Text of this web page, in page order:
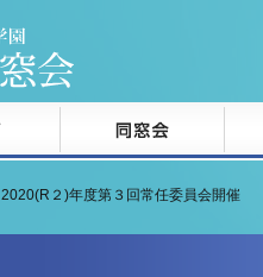
2020(R２)年度第３回常任委員会開催